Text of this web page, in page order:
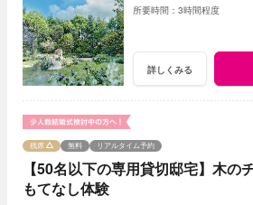
3時間程度
詳しくみる
【50名以下の専用貸切邸宅】木の
もてなし体験
残席 無料 リアルタイム予約